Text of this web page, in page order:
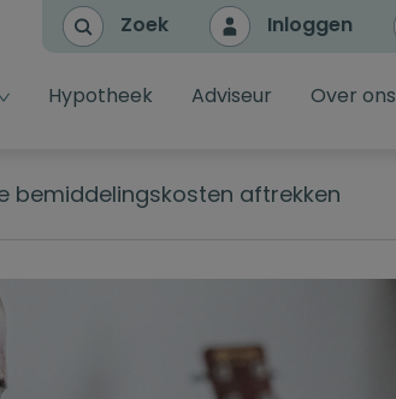
Zoek Inloggen
toggle
Hypotheek Adviseur Over ons
bemiddelingskosten aftrekken